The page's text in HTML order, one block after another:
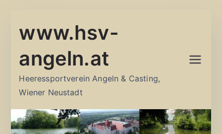
Inhalt
www.hsv-
angeln.at
Heeressportverein Angeln & Casting,
Wiener Neustadt